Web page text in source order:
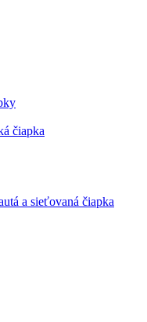
čiapka
a sieťovaná čiapka